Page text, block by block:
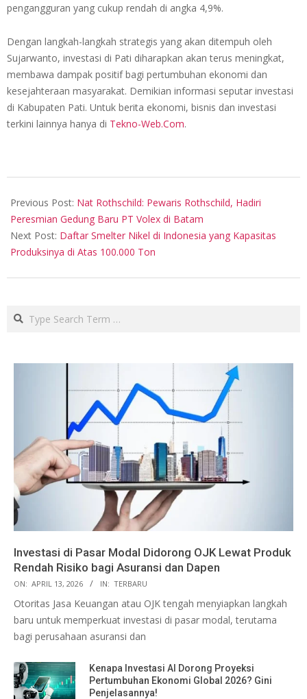
pengangguran yang cukup rendah di angka 4,9%.
Dengan langkah-langkah strategis yang akan ditempuh oleh
Sujarwanto, investasi di Pati diharapkan akan terus meningkat,
membawa dampak positif bagi pertumbuhan ekonomi dan
kesejahteraan masyarakat. Demikian informasi seputar investasi
di Kabupaten Pati. Untuk berita ekonomi, bisnis dan investasi
terkini lainnya hanya di Tekno-Web.Com.
08-
15
Previous Post: Nat Rothschild: Pewaris Rothschild, Hadiri
Peresmian Gedung Baru PT Volex di Batam
Next Post: Daftar Smelter Nikel di Indonesia yang Kapasitas
Produksinya di Atas 100.000 Ton
Search
Investasi di Pasar Modal Didorong OJK Lewat Produk
Rendah Risiko bagi Asuransi dan Dapen
ON: APRIL 13, 2026 IN: TERBARU
Otoritas Jasa Keuangan atau OJK tengah menyiapkan langkah
baru untuk memperkuat investasi di pasar modal, terutama
bagi perusahaan asuransi dan
Kenapa Investasi AI Dorong Proyeksi
Pertumbuhan Ekonomi Global 2026? Gini
Penjelasannya!